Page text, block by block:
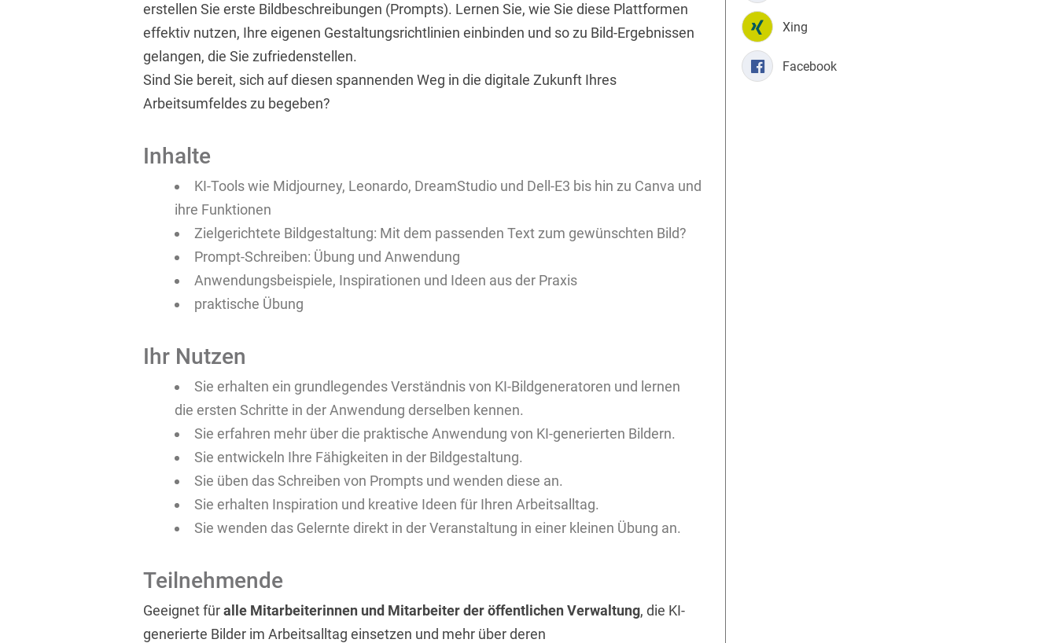
erstellen Sie erste Bildbeschreibungen (Prompts). Lernen Sie, wie Sie diese Plattformen
effektiv nutzen, Ihre eigenen Gestaltungsrichtlinien einbinden und so zu Bild-Ergebnissen
gelangen, die Sie zufriedenstellen.
Sind Sie bereit, sich auf diesen spannenden Weg in die digitale Zukunft Ihres
Arbeitsumfeldes zu begeben?
Inhalte
KI-Tools wie Midjourney, Leonardo, DreamStudio und Dell-E3 bis hin zu Canva und
ihre Funktionen
Zielgerichtete Bildgestaltung: Mit dem passenden Text zum gewünschten Bild?
Prompt-Schreiben: Übung und Anwendung
Anwendungsbeispiele, Inspirationen und Ideen aus der Praxis
praktische Übung
Ihr Nutzen
Sie erhalten ein grundlegendes Verständnis von KI-Bildgeneratoren und lernen
die ersten Schritte in der Anwendung derselben kennen.
Sie erfahren mehr über die praktische Anwendung von KI-generierten Bildern.
Sie entwickeln Ihre Fähigkeiten in der Bildgestaltung.
Sie üben das Schreiben von Prompts und wenden diese an.
Sie erhalten Inspiration und kreative Ideen für Ihren Arbeitsalltag.
Sie wenden das Gelernte direkt in der Veranstaltung in einer kleinen Übung an.
Teilnehmende
Geeignet füralle Mitarbeiterinnen und Mitarbeiter der öffentlichen Verwaltung, die KI-
generierte Bilder im Arbeitsalltag einsetzen und mehr über deren
Xing
Facebook